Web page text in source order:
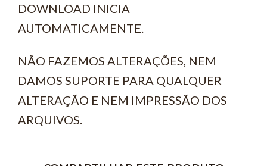
DOWNLOAD INICIA
AUTOMATICAMENTE.
NÃO FAZEMOS ALTERAÇÕES, NEM
DAMOS SUPORTE PARA QUALQUER
ALTERAÇÃO E NEM IMPRESSÃO DOS
ARQUIVOS.